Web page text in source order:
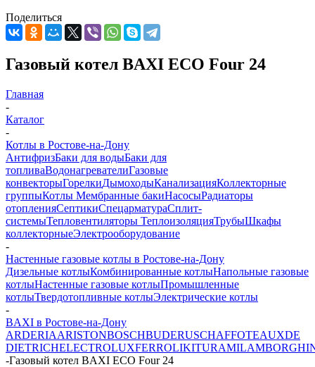
Поделиться
Газовый котел BAXI ECO Four 24
Главная
-
Каталог
-
Котлы в Ростове-на-Дону
АнтифризБаки для водыБаки для
топливаВодонагревателиГазовые
конвекторыГорелкиДымоходыКанализацияКоллекторные
группыКотлы Мембранные бакиНасосыРадиаторы
отопленияСептикиСпецарматураСплит-
системыТепловентиляторы ТеплоизоляцияТрубыШкафы
коллекторныеЭлектрооборудование
-
Настенные газовые котлы в Ростове-на-Дону
Дизельные котлыКомбинированные котлыНапольные газовые
котлыНастенные газовые котлыПромышленные
котлыТвердотопливные котлыЭлектрические котлы
-
BAXI в Ростове-на-Дону
ARDERIAARISTONBOSCHBUDERUSCHAFFOTEAUXDE
DIETRICHELECTROLUXFERROLIKITURAMI
-Газовый котел BAXI ECO Four 24